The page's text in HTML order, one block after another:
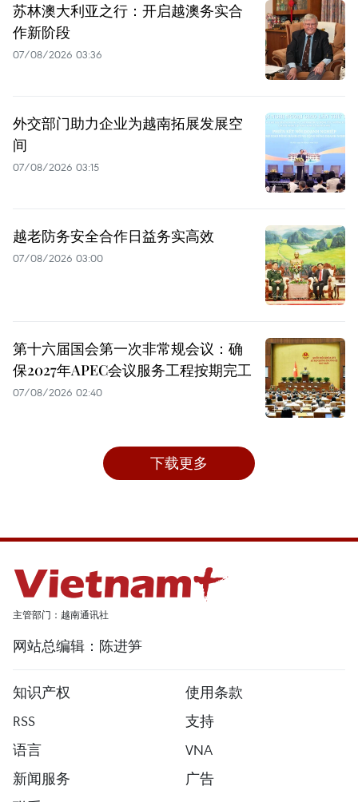
苏林澳大利亚之行：开启越澳务实合
作新阶段
07/08/2026 03:36
外交部门助力企业为越南拓展发展空
间
07/08/2026 03:15
越老防务安全合作日益务实高效
07/08/2026 03:00
第十六届国会第一次非常规会议：确
保2027年APEC会议服务工程按期完工
07/08/2026 02:40
下载更多
主管部门：越南通讯社
网站总编辑：陈进笋
知识产权
使用条款
RSS
支持
语言
VNA
新闻服务
广告